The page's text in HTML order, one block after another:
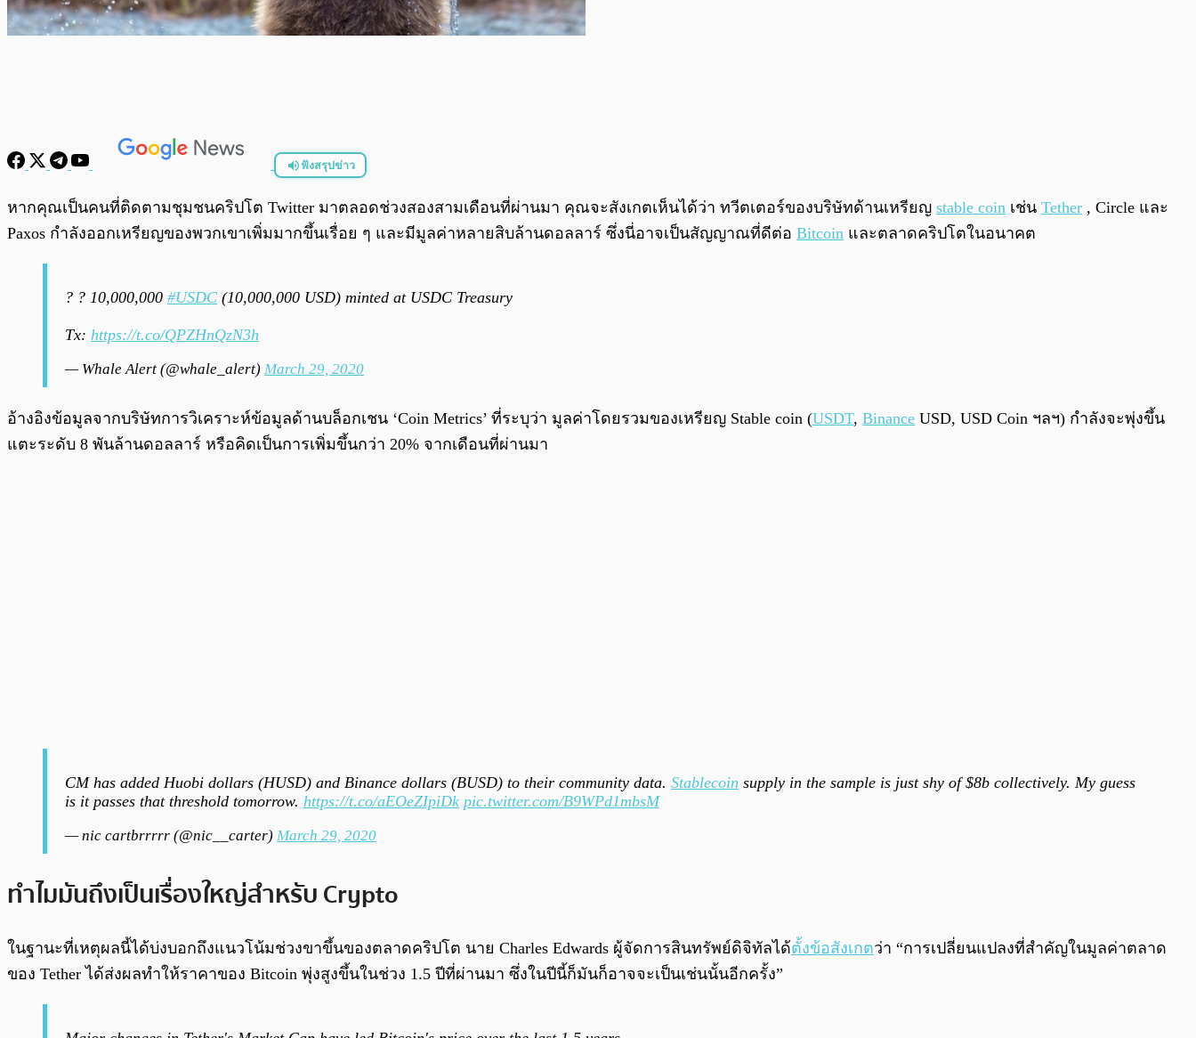
ฟังสรุปข่าว
พร้อมเล่น /0:00
หากคุณเป็นคนที่ติดตามชุมชนคริปโต Twitter มาตลอดช่วงสองสามเดือนที่ผ่านมา คุณจะสังเกตเห็นได้ว่า ทวีตเตอร์ของบริษัทด้านเหรียญ stable coin เช่น Tether , Circle และ
Paxos กำลังออกเหรียญของพวกเขาเพิ่มมากขึ้นเรื่อย ๆ และมีมูลค่าหลายสิบล้านดอลลาร์ ซึ่งนี่อาจเป็นสัญญาณที่ดีต่อ Bitcoin และตลาดคริปโตในอนาคต
? ? 10,000,000 #USDC (10,000,000 USD) minted at USDC Treasury
Tx: https://t.co/QPZHnQzN3h
— Whale Alert (@whale_alert) March 29, 2020
อ้างอิงข้อมูลจากบริษัทการวิเคราะห์ข้อมูลด้านบล็อกเชน ‘Coin Metrics’ ที่ระบุว่า มูลค่าโดยรวมของเหรียญ Stable coin (USDT, Binance USD, USD Coin ฯลฯ) กำลังจะพุ่งขึ้น
แตะระดับ 8 พันล้านดอลลาร์ หรือคิดเป็นการเพิ่มขึ้นกว่า 20% จากเดือนที่ผ่านมา
CM has added Huobi dollars (HUSD) and Binance dollars (BUSD) to their community data. Stablecoin supply in the sample is just shy of $8b collectively. My guess
is it passes that threshold tomorrow. https://t.co/aEOeZIpiDk pic.twitter.com/B9WPd1mbsM
— nic cartbrrrrr (@nic__carter) March 29, 2020
ทำไมมันถึงเป็นเรื่องใหญ่สำหรับ Crypto
ในฐานะที่เหตุผลนี้ได้บ่งบอกถึงแนวโน้มช่วงขาขึ้นของตลาดคริปโต นาย Charles Edwards ผู้จัดการสินทรัพย์ดิจิทัลได้ตั้งข้อสังเกตว่า “การเปลี่ยนแปลงที่สำคัญในมูลค่าตลาด
ของ Tether ได้ส่งผลทำให้ราคาของ Bitcoin พุ่งสูงขึ้นในช่วง 1.5 ปีที่ผ่านมา ซึ่งในปีนี้ก็มันก็อาจจะเป็นเช่นนั้นอีกครั้ง”